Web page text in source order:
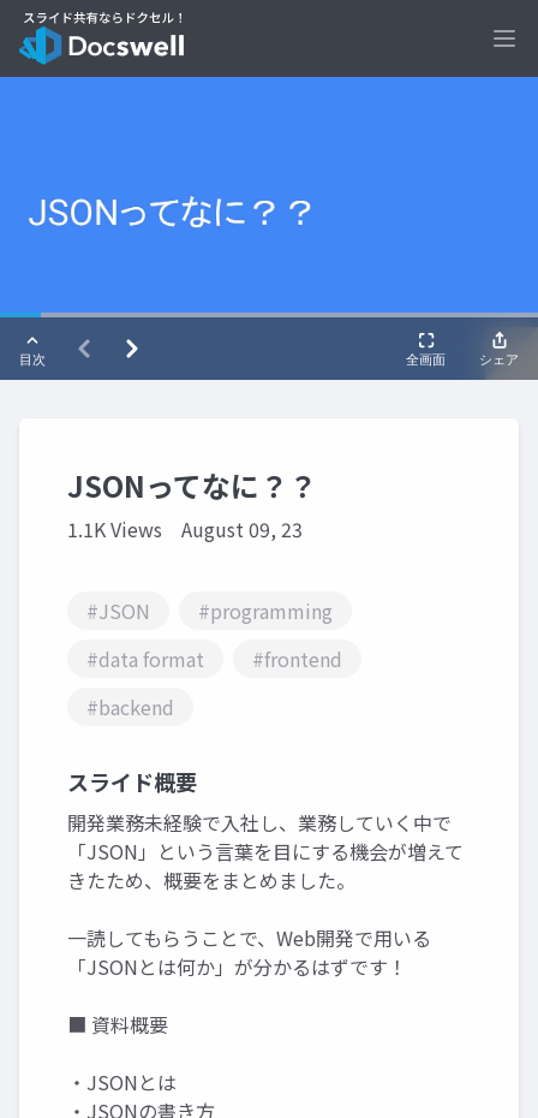
JSONってなに？？
1.1K Views August 09, 23
#JSON
#programming
#data format
#frontend
#backend
スライド概要
開発業務未経験で入社し、業務していく中で
「JSON」という言葉を目にする機会が増えて
きたため、概要をまとめました。
一読してもらうことで、Web開発で用いる
「JSONとは何か」が分かるはずです！
■ 資料概要
・JSONとは
・JSONの書き方